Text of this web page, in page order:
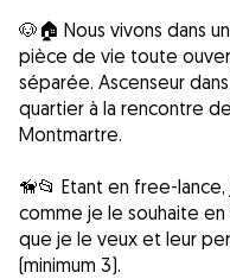
🐶🏠 Nous vivons dans
pièce de vie toute
séparée. Ascenseur
quartier à la rencontre
Montmartre.
🦮📂 Etant en free-
comme je le souhaite
que je le veux et leur
(minimum 3).